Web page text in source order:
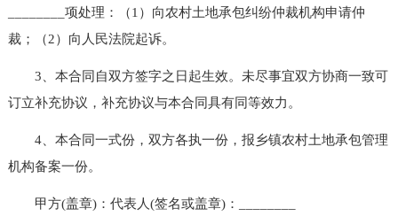
________项处理：（1）向农村土地承包纠纷仲裁机构申请仲
裁；（2）向人民法院起诉。
3、本合同自双方签字之日起生效。未尽事宜双方协商一致可
订立补充协议，补充协议与本合同具有同等效力。
4、本合同一式份，双方各执一份，报乡镇农村土地承包管理
机构备案一份。
甲方(盖章)：代表人(签名或盖章)：________